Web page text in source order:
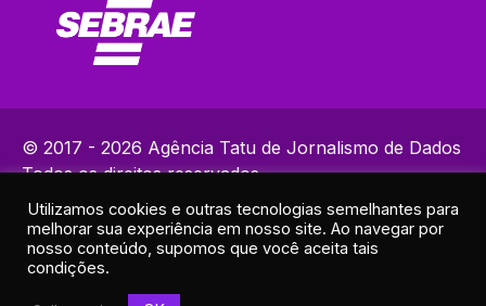
© 2017 - 2026 Agência Tatu de Jornalismo de Dados
Todos os direitos reservados.
Política de Privacidade
Contatos: (82) 99383-9153 | ola@agenciatatu.com.br |
Responsável técnico: Lucas Maia
Endereço: R. Elias Ramos de Araújo, 30A - Sala 2 - Cruz das
Utilizamos cookies e outras tecnologias semelhantes para
melhorar sua experiência em nosso site. Ao navegar por
nosso conteúdo, supomos que você aceita tais
condições.